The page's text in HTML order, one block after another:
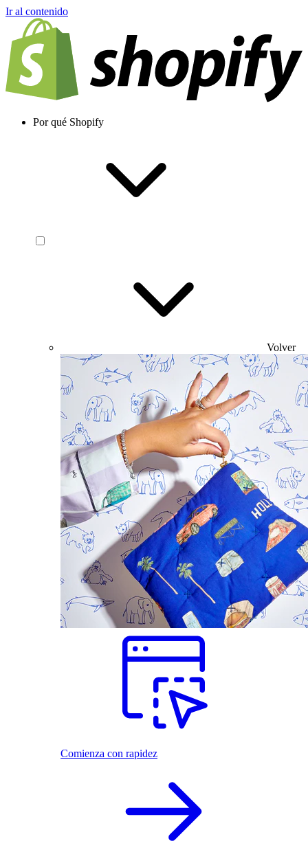
Ir al contenido
Por qué Shopify
Volver
Comienza con rapidez